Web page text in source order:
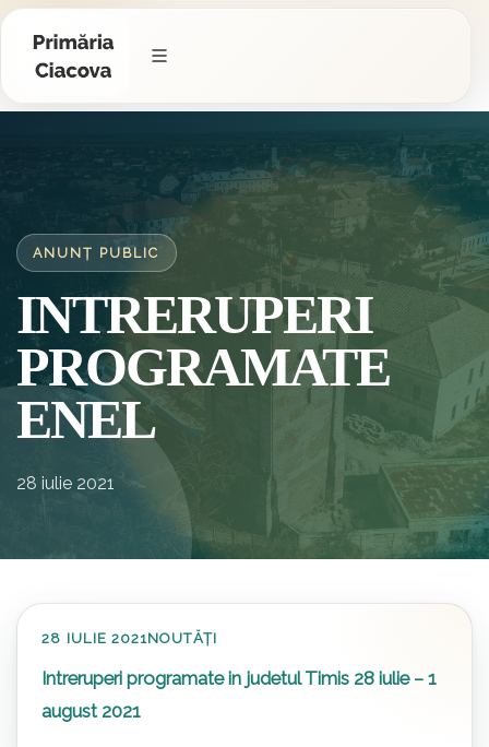
ANUNȚ PUBLIC
INTRERUPERI
PROGRAMATE
ENEL
28 iulie 2021
28 IULIE 2021NOUTĂȚI
Intreruperi programate in judetul Timis 28 iulie – 1
august 2021